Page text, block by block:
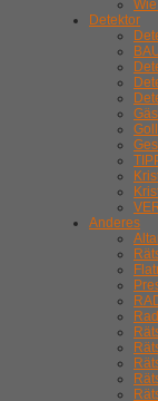
Detektor
Anderes